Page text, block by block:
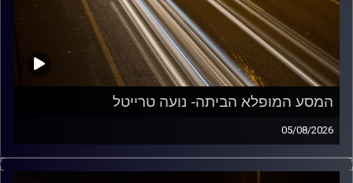
המסע המופלא הביתה- נועה טרייטל
05/08/2026
מוזיקה שתלווה אותנו אחרי יום עבודה ארוך ותחזיר אותנו
הביתה בשלום עם נועה טרייטל